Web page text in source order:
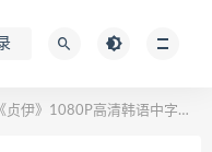
1080P高清韩语中字百度云网盘下载[MP4/3.82GB]